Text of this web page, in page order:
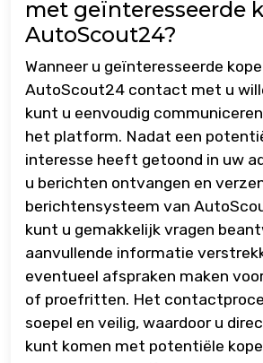
met geïnteresseerde
AutoScout24?
Wanneer u geïnteresseerde
AutoScout24 contact met u
kunt u eenvoudig
het platform. Nadat een
interesse heeft getoond in uw
u berichten ontvangen en
berichtensysteem van
kunt u gemakkelijk vragen
aanvullende informatie
eventueel afspraken maken
of proefritten. Het
soepel en veilig, waardoor u
kunt komen met potentiële